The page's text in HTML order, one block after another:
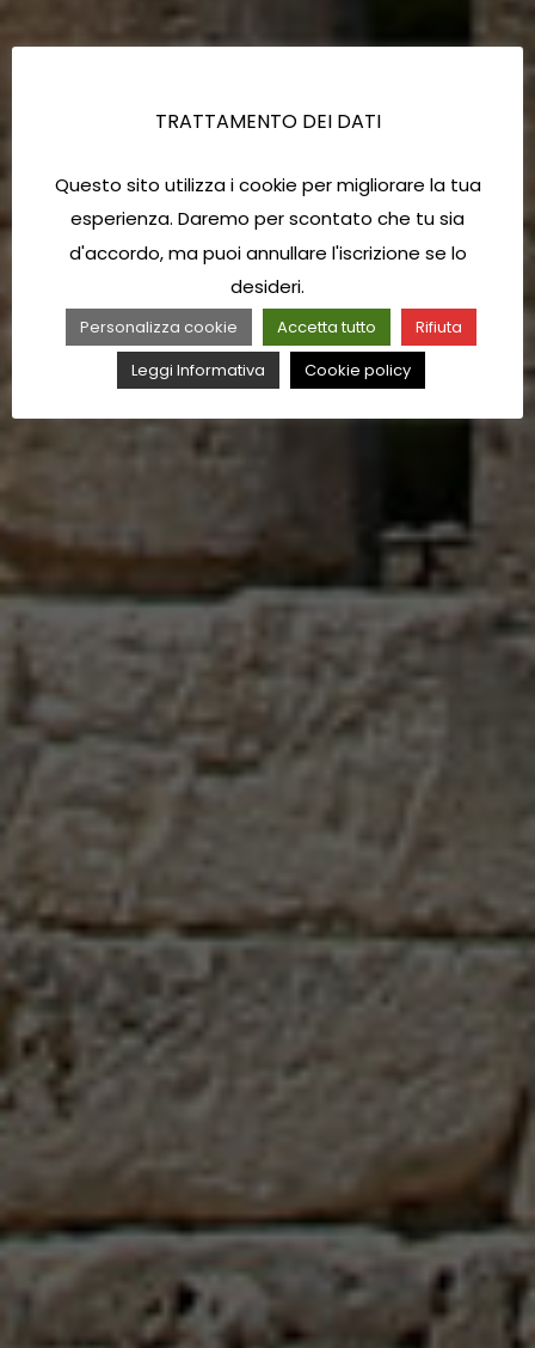
TRATTAMENTO DEI DATI
Questo sito utilizza i cookie per migliorare la tua
esperienza. Daremo per scontato che tu sia
d'accordo, ma puoi annullare l'iscrizione se lo
desideri.
Personalizza cookie Accetta tutto
Rifiuta
Leggi Informativa
Cookie policy